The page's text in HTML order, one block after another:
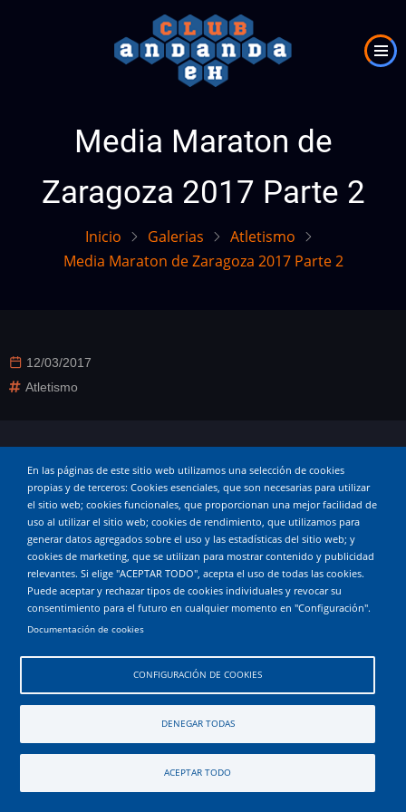
Media Maraton de
Zaragoza 2017 Parte 2
Inicio Galerias
Atletismo
Media Maraton de Zaragoza 2017 Parte 2
En las páginas de este sitio web utilizamos una selección de cookies
propias y de terceros: Cookies esenciales, que son necesarias para utilizar
el sitio web; cookies funcionales, que proporcionan una mejor facilidad de
uso al utilizar el sitio web; cookies de rendimiento, que utilizamos para
generar datos agregados sobre el uso y las estadísticas del sitio web; y
cookies de marketing, que se utilizan para mostrar contenido y publicidad
relevantes. Si elige "ACEPTAR TODO", acepta el uso de todas las cookies.
Puede aceptar y rechazar tipos de cookies individuales y revocar su
consentimiento para el futuro en cualquier momento en "Configuración".
Documentación de cookies
CONFIGURACIÓN DE COOKIES
DENEGAR TODAS
ACEPTAR TODO
12/03/2017
Atletismo